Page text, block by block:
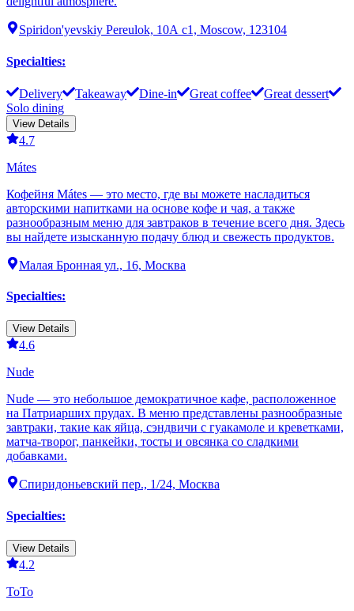
Spiridon'yevskiy Pereulok, 10А с1, Moscow, 123104
Specialties:
Delivery Takeaway Dine-in Great coffee
Great dessert
Solo dining
View Details
4.7
Mátes
Кофейня Mátes — это место, где вы можете насладиться
авторскими напитками на основе кофе и чая, а также
разнообразным меню для завтраков в течение всего дня. Здесь
вы найдете изысканную подачу блюд и свежесть продуктов.
Малая Бронная ул., 16, Москва
Specialties:
View Details
4.6
Nude
Nude — это небольшое демократичное кафе, расположенное
на Патриарших прудах. В меню представлены разнообразные
завтраки, такие как яйца, сэндвичи с гуакамоле и креветками,
матча-творог, панкейки, тосты и овсянка со сладкими
добавками.
Спиридоньевский пер., 1/24, Москва
Specialties:
View Details
4.2
ТоТо